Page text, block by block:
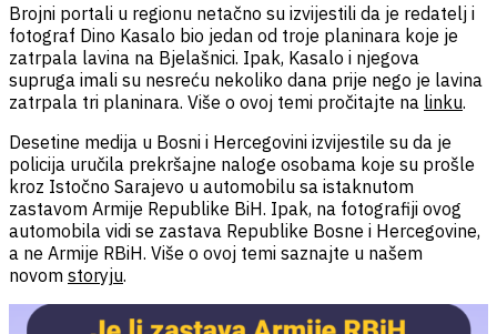
Brojni portali u regionu netačno su izvijestili da je redatelj i
fotograf Dino Kasalo bio jedan od troje planinara koje je
zatrpala lavina na Bjelašnici. Ipak, Kasalo i njegova
supruga imali su nesreću nekoliko dana prije nego je lavina
zatrpala tri planinara. Više o ovoj temi pročitajte na linku.
Desetine medija u Bosni i Hercegovini izvijestile su da je
policija uručila prekršajne naloge osobama koje su prošle
kroz Istočno Sarajevo u automobilu sa istaknutom
zastavom Armije Republike BiH. Ipak, na fotografiji ovog
automobila vidi se zastava Republike Bosne i Hercegovine,
a ne Armije RBiH. Više o ovoj temi saznajte u našem
novom storyju.